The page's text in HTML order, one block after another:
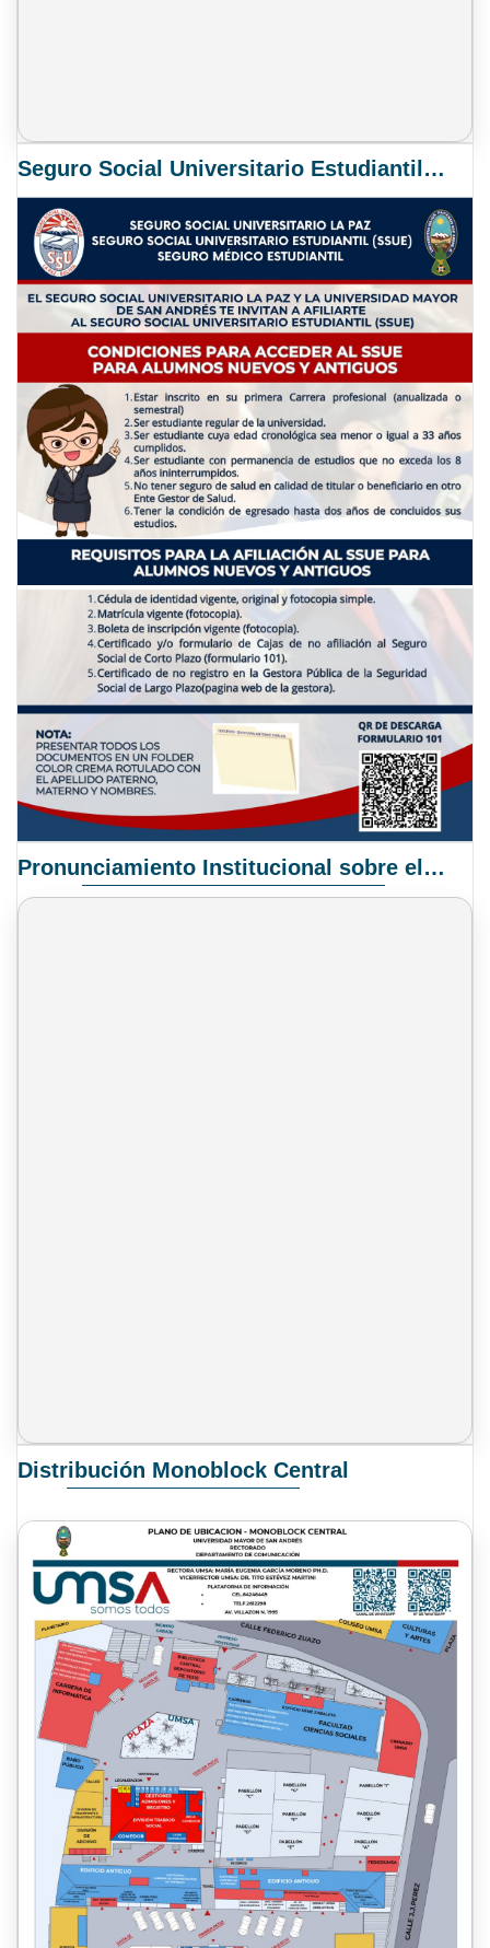
Seguro Social Universitario Estudiantil SSUE
Pronunciamiento Institucional sobre el Proyecto de Ley N° 068/2025-2026 C.S.
Distribución Monoblock Central